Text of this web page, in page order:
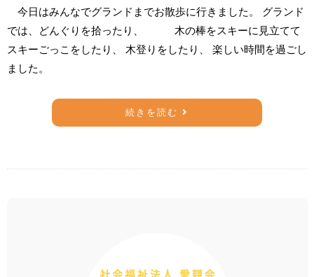
今日はみんなでグランドまでお散歩に行きました。 グランド
では、どんぐりを拾ったり、 木の棒をスキーに見立てて
スキーごっこをしたり、 木登りをしたり、 楽しい時間を過ごし
ました。
続きを読む